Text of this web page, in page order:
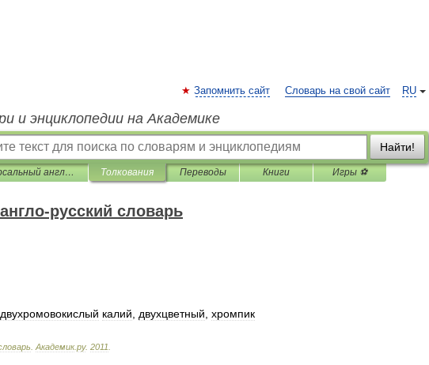
RU
Запомнить сайт Словарь на свой сайт
и энциклопедии на Академике
Найти!
Универсальный англо-русский словарь Толкования Переводы Книги Игры ⚽
русский словарь
двухромовокислый калий двухцветный хромпик
Академик.ру. 2011